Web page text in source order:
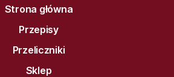
Strona główna
Przepisy
Przeliczniki
Sklep